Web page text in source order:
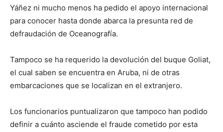
Yáñez ni mucho menos ha pedido el apoyo internacional
para conocer hasta donde abarca la presunta red de
defraudación de Oceanografía.
Tampoco se ha requerido la devolución del buque Goliat,
el cual saben se encuentra en Aruba, ni de otras
embarcaciones que se localizan en el extranjero.
Los funcionarios puntualizaron que tampoco han podido
definir a cuánto asciende el fraude cometido por esta